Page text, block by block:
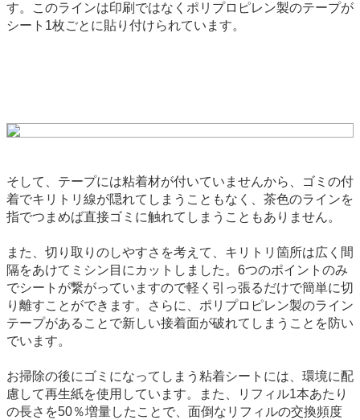
す。このラインは印刷ではなくポリプロピレン製のテープが
シート1枚ごとに貼り付けられています。
そして、テープには粘着材が付いていませんから、ゴミの付
着でキリトリ線が隠れてしまうこともなく、茶色のラインを
指でつまめば直接ゴミに触れてしまうこともありません。
また、切り取りのしやすさを考えて、キリトリ箇所は広く間
隔をあけてミシン目にカットしました。6つのポイントのみ
でシートが繋がっていますので軽く引っ張るだけで簡単に切
り離すことができます。さらに、ポリプロピレン製のライン
テープがあることで新しい接着面が破れてしまうことを防い
でいます。
お掃除の後にゴミになってしまう粘着シートには、環境に配
慮して再生紙を使用しています。また、リフィル1本あたり
の長さを50％増量したことで、面倒なリフィルの交換頻度